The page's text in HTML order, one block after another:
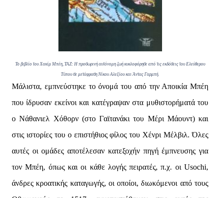
Το βιβλίο του Χακίμ Μπέη, ΤΑΖ: Η προσωρινή αυτόνομη ζωή κυκλοφόρησε από τις εκδόσεις του Ελεύθερου
Τύπου σε μετάφραση Νίκου Αλεξίου και Άντας Γαρμπή.
Μάλιστα, εμπνεύστηκε το όνομά του από την Αποικία Μπέη
που ίδρυσαν εκείνοι και κατέγραψαν στα μυθιστορήματά του
ο Νάθανιελ Χόθορν (στο Γαϊτανάκι του Μέρι Μάουντ) και
στις ιστορίες του ο επιστήθιος φίλος του Χένρι Μέλβιλ. Όλες
αυτές οι ομάδες αποτέλεσαν κατεξοχήν πηγή έμπνευσης για
τον Μπέη, όπως και οι κάθε λογής πειρατές, π.χ. οι Usochi,
άνδρες κροατικής καταγωγής, οι οποίοι, διωκόμενοι από τους